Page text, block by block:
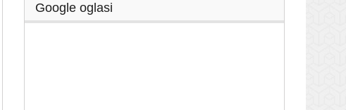
Google oglasi